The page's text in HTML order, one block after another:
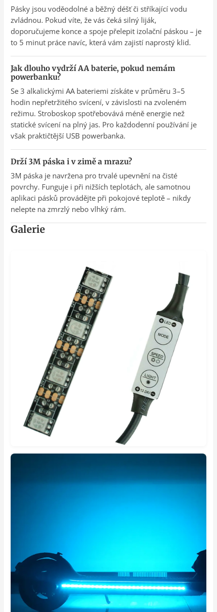
Pásky jsou voděodolné a běžný déšť či stříkající vodu
zvládnou. Pokud víte, že vás čeká silný liják,
doporučujeme konce a spoje přelepit izolační páskou – je
to 5 minut práce navíc, která vám zajistí naprostý klid.
Jak dlouho vydrží AA baterie, pokud nemám
powerbanku?
Se 3 alkalickými AA bateriemi získáte v průměru 3–5
hodin nepřetržitého svícení, v závislosti na zvoleném
režimu. Stroboskop spotřebovává méně energie než
statické svícení na plný jas. Pro každodenní používání je
však praktičtější USB powerbanka.
Drží 3M páska i v zimě a mrazu?
3M páska je navržena pro trvalé upevnění na čisté
povrchy. Funguje i při nižších teplotách, ale samotnou
aplikaci pásků provádějte při pokojové teplotě – nikdy
nelepte na zmrzlý nebo vlhký rám.
Galerie